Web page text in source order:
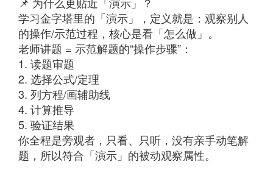
学习金字塔里的「演示」，定义就是：观察别人
的操作/示范过程，核心是看「怎么做」。
老师讲题 = 示范解题的“操作步骤”：
1. 读题审题
2. 选择公式/定理
3. 列方程/画辅助线
4. 计算推导
5. 验证结果
你全程是旁观者，只看、只听，没有亲手动笔解
题，所以符合「演示」的被动观察属性。